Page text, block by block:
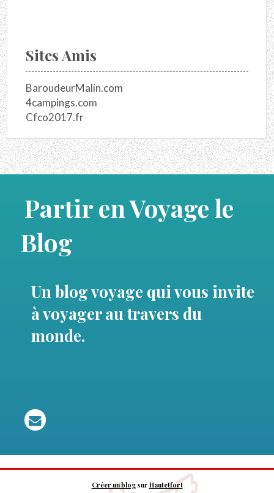
Sites Amis
BaroudeurMalin.com
4campings.com
Cfco2017.fr
Partir en Voyage le
Blog
Un blog voyage qui vous invite
à voyager au travers du
monde.
Créer un blogsur Hautetfort